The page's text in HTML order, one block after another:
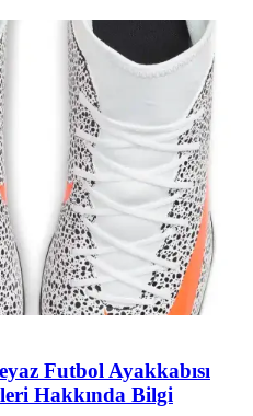
Futbol Ayakkabısı
Hakkında Bilgi